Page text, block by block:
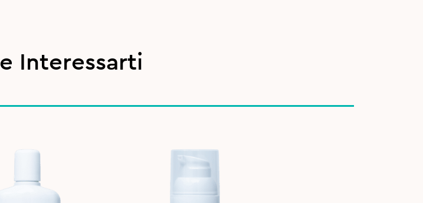
Interessarti